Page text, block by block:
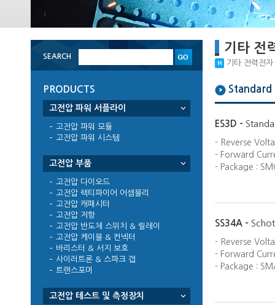
SEARCH
PRODUCTS
고전압 파워 서플라이
고전압 파워 모듈
고전압 파워 시스템
고전압 부품
고전압 다이오드
고전압 렉티파이어 어셈블리
고전압 캐패시터
고전압 저항
고전압 반도체 스위치 & 릴레이
고전압 케이블 & 컨넥터
바리스터 & 서지 보호
사이러트론 & 스파크 갭
트랜스포머
고전압 테스트 및 측정장치
기타 전
기타 전력전
ES3D -
- Reverse
- Forward
- Package :
SS34A -
- Reverse
- Forward
- Package :